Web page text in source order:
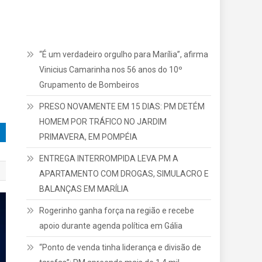
“É um verdadeiro orgulho para Marília”, afirma
Vinicius Camarinha nos 56 anos do 10º
Grupamento de Bombeiros
PRESO NOVAMENTE EM 15 DIAS: PM DETÉM
HOMEM POR TRÁFICO NO JARDIM
PRIMAVERA, EM POMPÉIA
ENTREGA INTERROMPIDA LEVA PM A
APARTAMENTO COM DROGAS, SIMULACRO E
BALANÇAS EM MARÍLIA
Rogerinho ganha força na região e recebe
apoio durante agenda política em Gália
“Ponto de venda tinha liderança e divisão de